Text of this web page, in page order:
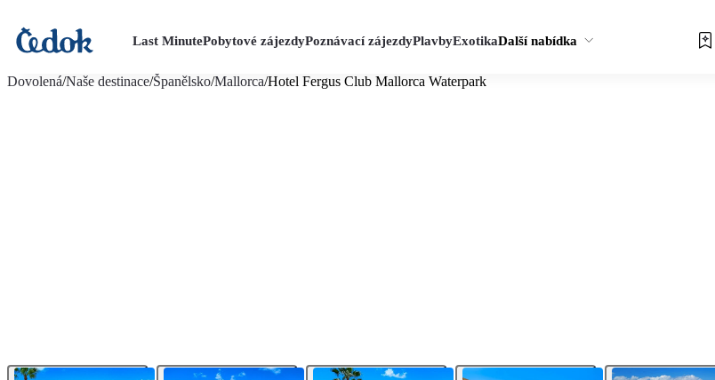
Last MinutePobytové zájezdyPoznávací zájezdyPlavbyExotikaDalší nabídka
Dovolená/Naše destinace/Španělsko/Mallorca/Hotel Fergus Club Mallorca Waterpark